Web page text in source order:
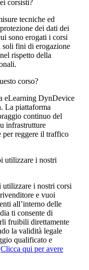
corsisti?
tecniche ed
dei dati dei
sono erogati i corsi
soli fini di erogazione
rispetto della
corso?
eLearning DynDevice
La piattaforma
continuo del
infrastrutture
per reggere il traffico
utilizzare i nostri
utilizzare i nostri corsi
e vuoi
all’interno delle
ti consente di
fruibili direttamente
la validità legale
qualificato e
Clicca qui per avere